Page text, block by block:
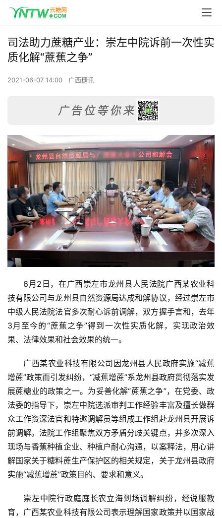
页
司法助力蔗糖产业：崇左中院诉前一次性实
质化解“蔗蕉之争”
2021-06-07 14:00 广西糖讯
6月2日，在广西崇左市龙州县人民法院广西某农业科
技有限公司与龙州县自然资源局达成和解协议，经过崇左市
中级人民法院法官多次耐心诉前调解，双方握手言和，去年
3月至今的“蔗蕉之争”得到一次性实质化解，实现政治效
果、法律效果和社会效果的统一。
广西某农业科技有限公司因龙州县人民政府实施“减蕉
增蔗”政策而引发纠纷，“减蕉增蔗”系龙州县政府贯彻落实发
展蔗糖业的政策之一。为妥善化解“蔗蕉之争”，在党委、政
法委的指导下，崇左中院选派审判工作经验丰富及擅长做群
众工作资深法官和特邀调解员等组成工作组赴龙州县开展诉
前调解。法院工作组聚焦双方矛盾分歧关键点，并多次深入
现场与香蕉种植企业、种植户耐心沟通，以案释法，用心讲
解国家关于糖料蔗生产保护区的相关规定，关于龙州县政府
实施“减蕉增蔗”政策目的、要求和意义。
崇左中院行政庭庭长农立海到场调解纠纷，经说服教
育，广西某农业科技有限公司表示理解国家政策并以国家战